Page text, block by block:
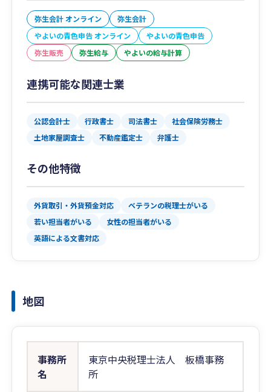
弥生会計 オンライン
弥生会計
やよいの青色申告 オンライン
やよいの青色申告
弥生販売
弥生給与 やよいの給与計算
連携可能な関連士業
公認会計士 行政書士 司法書士
社会保険労務士
土地家屋調査士
不動産鑑定士 弁護士
その他特徴
外貨取引・外貨預金対応
ベテランの税理士がいる
若い担当者がいる
女性の担当者がいる
英語による文書対応
地図
事務所
名
東京中央税理士法人 板橋事務
所